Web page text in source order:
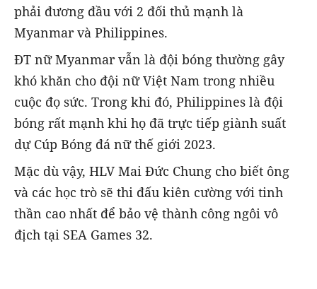
phải đương đầu với 2 đối thủ mạnh là
Myanmar và Philippines.
ĐT nữ Myanmar vẫn là đội bóng thường gây
khó khăn cho đội nữ Việt Nam trong nhiều
cuộc đọ sức. Trong khi đó, Philippines là đội
bóng rất mạnh khi họ đã trực tiếp giành suất
dự Cúp Bóng đá nữ thế giới 2023.
Mặc dù vậy, HLV Mai Đức Chung cho biết ông
và các học trò sẽ thi đấu kiên cường với tinh
thần cao nhất để bảo vệ thành công ngôi vô
địch tại SEA Games 32.